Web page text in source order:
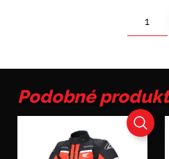
Podobné